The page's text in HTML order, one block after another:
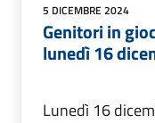
5 DICEMBRE 2024
Genitori in
lunedì 16
Lunedì 16